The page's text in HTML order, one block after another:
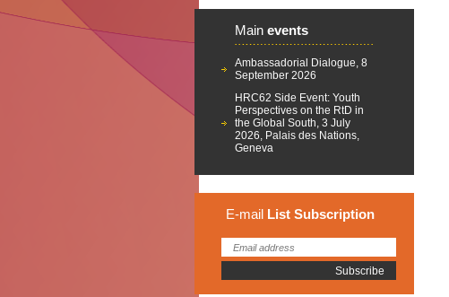
Main events
Ambassadorial Dialogue, 8
September 2026
HRC62 Side Event: Youth
Perspectives on the RtD in
the Global South, 3 July
2026, Palais des Nations,
Geneva
E-mail List Subscription